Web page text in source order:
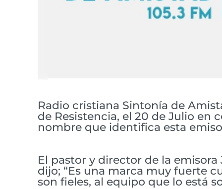
Radio cristiana Sintonía de
de Resistencia, el 20 de Julio en
nombre que identifica esta
El pastor y director de la
dijo; “Es una marca muy fuerte
son fieles, al equipo que lo está